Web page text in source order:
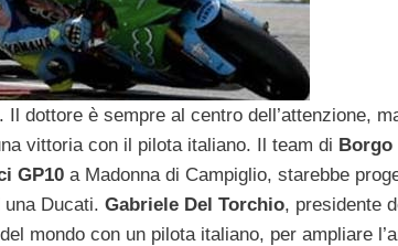
. Il dottore è sempre al centro dell’attenzione,
vittoria con il pilota italiano. Il team di Borgo
GP10 a Madonna di Campiglio, starebbe
Ducati. Gabriele Del Torchio, presidente
mondo con un pilota italiano, per ampliare